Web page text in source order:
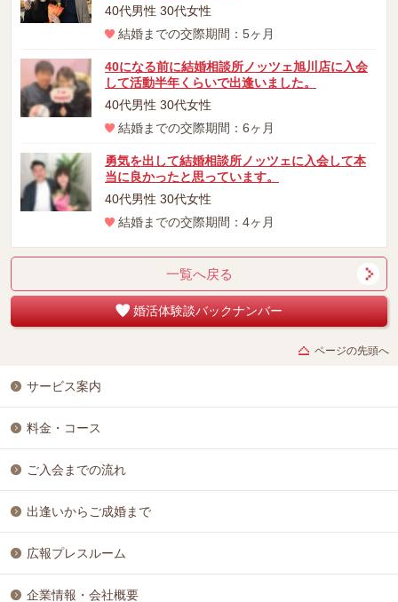
40代男性 30代女性
結婚までの交際期間：5ヶ月
40になる前に結婚相談所ノッツェ旭川店に入会
して活動半年くらいで出逢いました。
40代男性 30代女性
結婚までの交際期間：6ヶ月
勇気を出して結婚相談所ノッツェに入会して本
当に良かったと思っています。
40代男性 30代女性
結婚までの交際期間：4ヶ月
一覧へ戻る
婚活体験談バックナンバー
ページの先頭へ
サービス案内
料金・コース
ご入会までの流れ
出逢いからご成婚まで
広報プレスルーム
企業情報・会社概要